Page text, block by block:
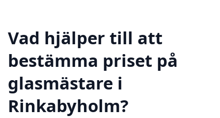
Vad hjälper till att
bestämma priset på
glasmästare i
Rinkabyholm?